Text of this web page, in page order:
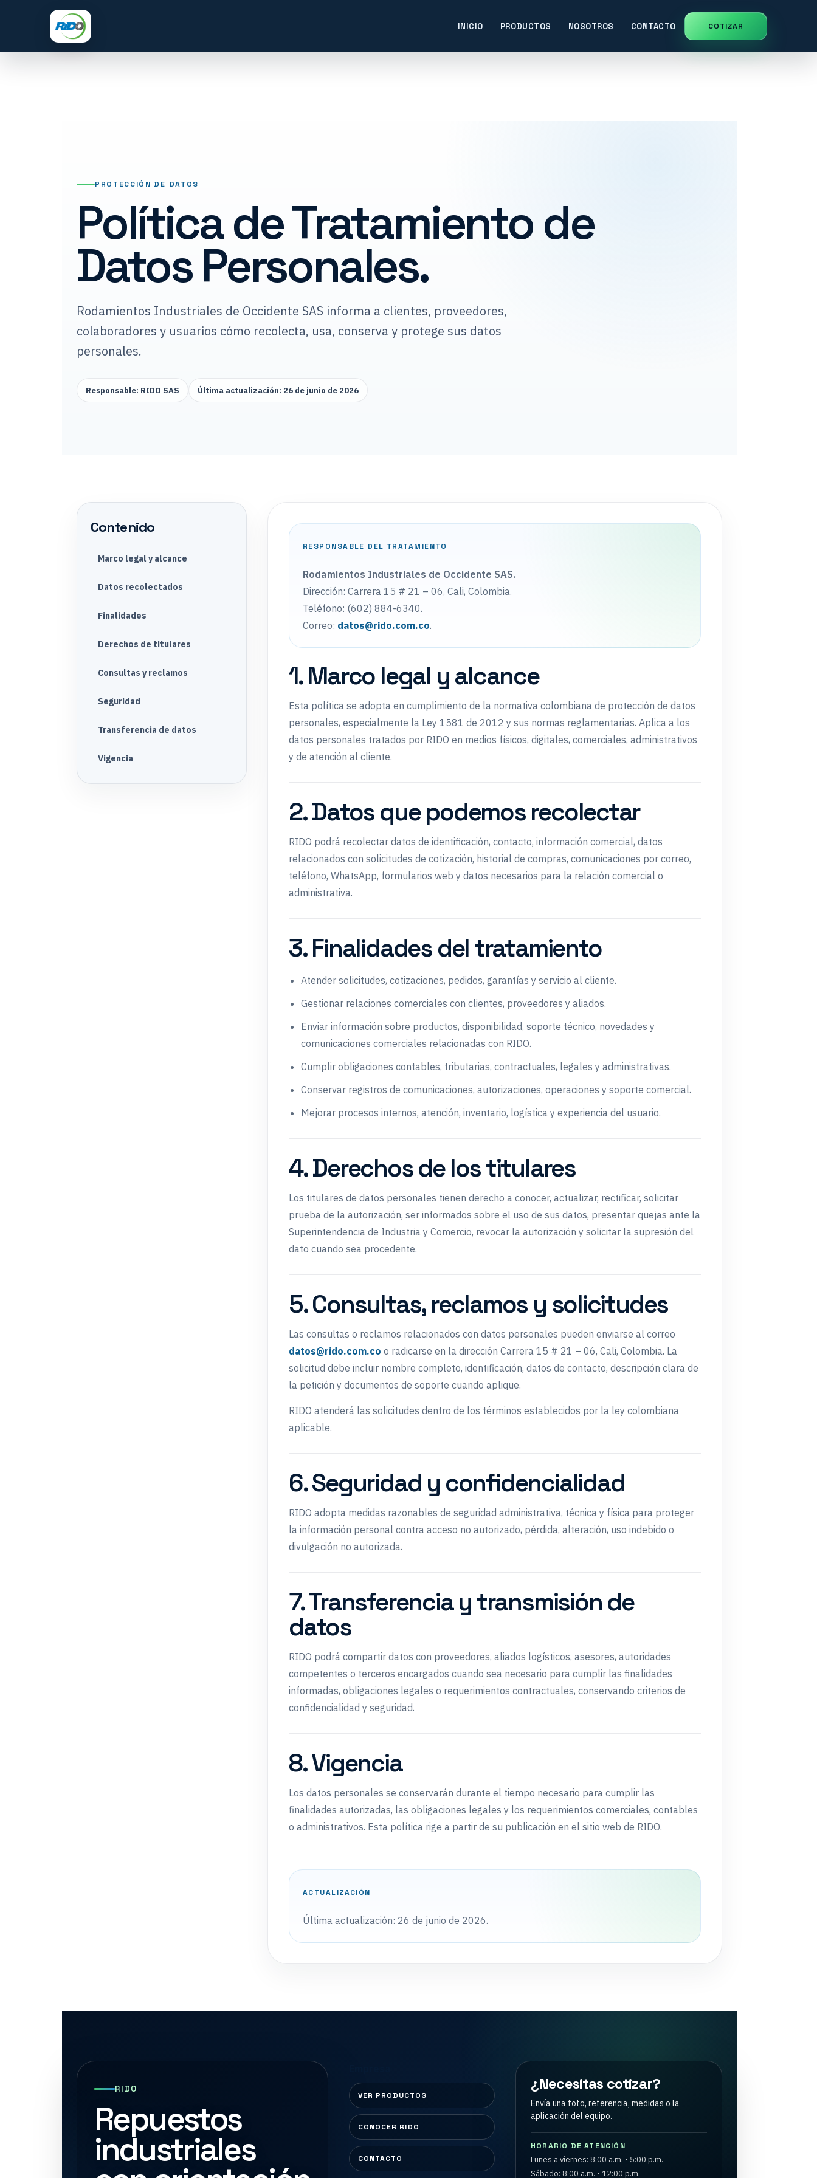
INICIO PRODUCTOS NOSOTROS CONTACTO
PROTECCIÓN DE DATOS
Política de Tratamiento de
Datos Personales.
Rodamientos Industriales de Occidente SAS informa a clientes, proveedores,
colaboradores y usuarios cómo recolecta, usa, conserva y protege sus datos
personales.
Responsable: RIDO SAS Última actualización: 26 de junio de 2026
Contenido
Marco legal y alcance
Datos recolectados
Finalidades
Derechos de titulares
Consultas y reclamos
Seguridad
Transferencia de datos
Vigencia
RESPONSABLE DEL TRATAMIENTO
Rodamientos Industriales de Occidente SAS.
Dirección: Carrera 15 # 21 – 06, Cali, Colombia.
Teléfono: (602) 884-6340.
Correo: datos@rido.com.co.
1. Marco legal y alcance
Esta política se adopta en cumplimiento de la normativa colombiana de protección de datos
personales, especialmente la Ley 1581 de 2012 y sus normas reglamentarias. Aplica a los
datos personales tratados por RIDO en medios físicos, digitales, comerciales, administrativos
y de atención al cliente.
2. Datos que podemos recolectar
RIDO podrá recolectar datos de identificación, contacto, información comercial, datos
relacionados con solicitudes de cotización, historial de compras, comunicaciones por correo,
teléfono, WhatsApp, formularios web y datos necesarios para la relación comercial o
administrativa.
3. Finalidades del tratamiento
Atender solicitudes, cotizaciones, pedidos, garantías y servicio al cliente.
Gestionar relaciones comerciales con clientes, proveedores y aliados.
Enviar información sobre productos, disponibilidad, soporte técnico, novedades y
comunicaciones comerciales relacionadas con RIDO.
Cumplir obligaciones contables, tributarias, contractuales, legales y administrativas.
Conservar registros de comunicaciones, autorizaciones, operaciones y soporte comercial.
Mejorar procesos internos, atención, inventario, logística y experiencia del usuario.
4. Derechos de los titulares
Los titulares de datos personales tienen derecho a conocer, actualizar, rectificar, solicitar
prueba de la autorización, ser informados sobre el uso de sus datos, presentar quejas ante la
Superintendencia de Industria y Comercio, revocar la autorización y solicitar la supresión del
dato cuando sea procedente.
5. Consultas, reclamos y solicitudes
Las consultas o reclamos relacionados con datos personales pueden enviarse al correo
datos@rido.com.co o radicarse en la dirección Carrera 15 # 21 – 06, Cali, Colombia. La
solicitud debe incluir nombre completo, identificación, datos de contacto, descripción clara de
la petición y documentos de soporte cuando aplique.
RIDO atenderá las solicitudes dentro de los términos establecidos por la ley colombiana
aplicable.
6. Seguridad y confidencialidad
RIDO adopta medidas razonables de seguridad administrativa, técnica y física para proteger
la información personal contra acceso no autorizado, pérdida, alteración, uso indebido o
divulgación no autorizada.
7. Transferencia y transmisión de
datos
RIDO podrá compartir datos con proveedores, aliados logísticos, asesores, autoridades
competentes o terceros encargados cuando sea necesario para cumplir las finalidades
informadas, obligaciones legales o requerimientos contractuales, conservando criterios de
confidencialidad y seguridad.
8. Vigencia
Los datos personales se conservarán durante el tiempo necesario para cumplir las
finalidades autorizadas, las obligaciones legales y los requerimientos comerciales, contables
o administrativos. Esta política rige a partir de su publicación en el sitio web de RIDO.
ACTUALIZACIÓN
Última actualización: 26 de junio de 2026.
RIDO
Repuestos
industriales
VER PRODUCTOS
CONOCER RIDO
CONTACTO
¿Necesitas cotizar?
Envía una foto, referencia, medidas o la
aplicación del equipo.
HORARIO DE ATENCIÓN
Lunes a viernes: 8:00 a.m. - 5:00 p.m.
Sábado: 8:00 a.m. - 12:00 p.m.